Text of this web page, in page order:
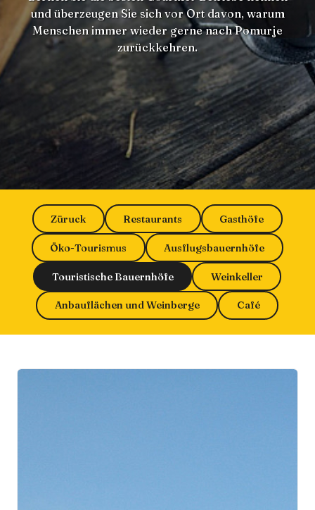
und überzeugen Sie sich vor Ort davon, warum
Menschen immer wieder gerne nach Pomurje
zurückkehren.
Züruck Restaurants Gasthöfe
Öko-Tourismus Ausflugsbauernhöfe
Touristische Bauernhöfe Weinkeller
Anbauflächen und Weinberge Café